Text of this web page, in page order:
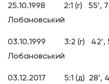
25.10.1998 2:1 (г) 55’,
Лобановський
03.10.1999 3:2 (г) 42’,
Лобановський
03.12.2017 5:1 (д) 28’,